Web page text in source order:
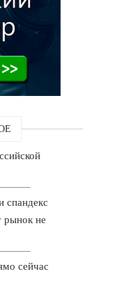
спандекс
рынок не
сейчас